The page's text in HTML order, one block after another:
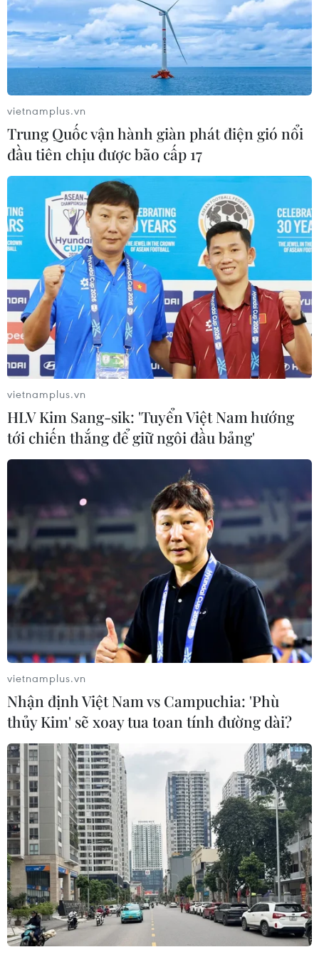
Thủ môn trẻ tài năng Courtois đã trải qua 2 năm
rưỡi trong màu áo đội bóng Tây Ban Nha khi
được cho mượn từ Chelsea. Tại đây, Courtois đã
giúp Atletico có cúp Europa League, cúp nhà
Vua và siêu cúp châu Âu./.
Atletico đang tìm cách để giữ chân Thibaut Courtois. (Nguồn:
Getty Images)
#Juan Mata #Thibaut Courtois
#Iker Casillas
#Diego Costa
#Chelsea
Theo dõi VietnamPlus
TIN CÙNG CHUYÊN MỤC
Công Phượng gặp thử thách lớn
trong ngày tái xuất V-League 2026/27
vietnamplus.vn
Trung Quốc vận hành giàn phát điện gió nổi
đầu tiên chịu được bão cấp 17
vietnamplus.vn
HLV Kim Sang-sik: 'Tuyển Việt Nam hướng
tới chiến thắng để giữ ngôi đầu bảng'
vietnamplus.vn
Nhận định Việt Nam vs Campuchia: 'Phù
thủy Kim' sẽ xoay tua toan tính đường dài?